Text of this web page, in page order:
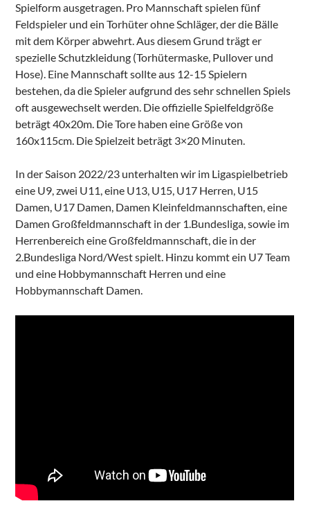
Spielform ausgetragen. Pro Mannschaft spielen fünf
Feldspieler und ein Torhüter ohne Schläger, der die Bälle
mit dem Körper abwehrt. Aus diesem Grund trägt er
spezielle Schutzkleidung (Torhütermaske, Pullover und
Hose). Eine Mannschaft sollte aus 12-15 Spielern
bestehen, da die Spieler aufgrund des sehr schnellen Spiels
oft ausgewechselt werden. Die offizielle Spielfeldgröße
beträgt 40x20m. Die Tore haben eine Größe von
160x115cm. Die Spielzeit beträgt 3×20 Minuten.
In der Saison 2022/23 unterhalten wir im Ligaspielbetrieb
eine U9, zwei U11, eine U13, U15, U17 Herren, U15
Damen, U17 Damen, Damen Kleinfeldmannschaften, eine
Damen Großfeldmannschaft in der 1.Bundesliga, sowie im
Herrenbereich eine Großfeldmannschaft, die in der
2.Bundesliga Nord/West spielt. Hinzu kommt ein U7 Team
und eine Hobbymannschaft Herren und eine
Hobbymannschaft Damen.